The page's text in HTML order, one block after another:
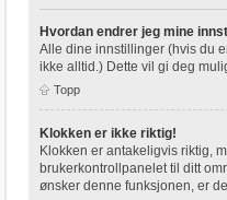
Hvordan endrer jeg mine
Alle dine innstillinger (hvis du
ikke alltid.) Dette vil gi deg
Topp
Klokken er ikke riktig!
Klokken er antakeligvis riktig,
brukerkontrollpanelet til ditt
ønsker denne funksjonen, er